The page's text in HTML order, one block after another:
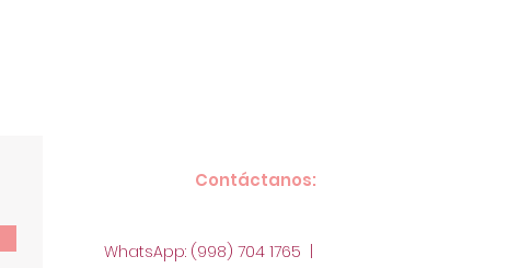
Contáctanos:
WhatsApp: (998) 704 1765 |